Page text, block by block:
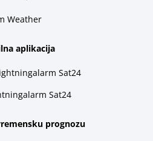
Weather
aplikacija
Sat24
Sat24
prognozu